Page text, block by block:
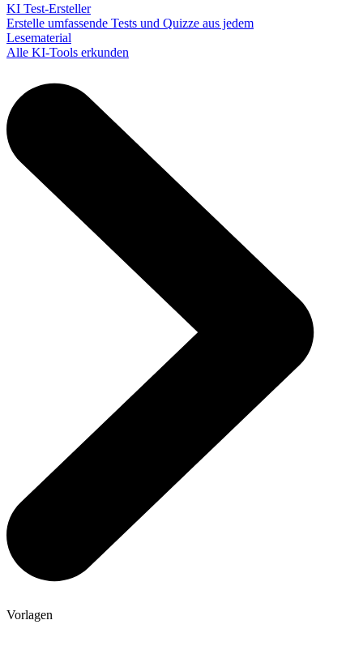
KI Test-Ersteller
Erstelle umfassende Tests und Quizze aus jedem
Lesematerial
Alle KI-Tools erkunden
Vorlagen